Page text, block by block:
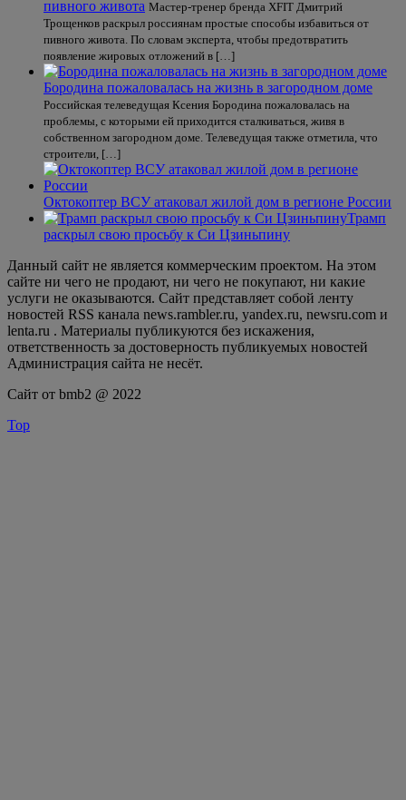
пивного живота Мастер-тренер бренда XFIT Дмитрий
Трощенков раскрыл россиянам простые способы избавиться от
пивного живота. По словам эксперта, чтобы предотвратить
появление жировых отложений в […]
Бородина пожаловалась на жизнь в загородном доме
Российская телеведущая Ксения Бородина пожаловалась на
проблемы, с которыми ей приходится сталкиваться, живя в
собственном загородном доме. Телеведущая также отметила, что
строители, […]
Октокоптер ВСУ атаковал жилой дом в регионе России
Трамп
раскрыл свою просьбу к Си Цзиньпину
Данный сайт не является коммерческим проектом. На этом
сайте ни чего не продают, ни чего не покупают, ни какие
услуги не оказываются. Сайт представляет собой ленту
новостей RSS канала news.rambler.ru, yandex.ru, newsru.com и
lenta.ru . Материалы публикуются без искажения,
ответственность за достоверность публикуемых новостей
Администрация сайта не несёт.
Сайт от bmb2 @ 2022
Top